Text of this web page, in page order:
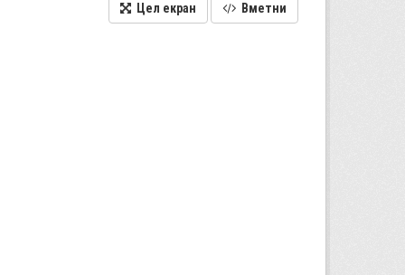
Цел екран Вметни